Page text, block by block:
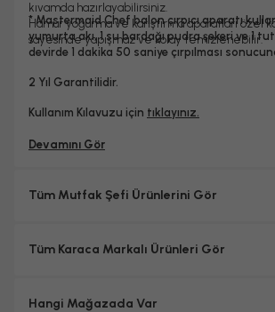
kıvamda hazırlayabilirsiniz.
Hamur yoğurma ve karıştırma aparatları özel
sayesinde yapışmaz ve kolay temizlenebilir.
* Mastermaid Chef balon çırpıcı aparatı
yumurta akı, 1 su bardağı pudra şekeri ve 1
devirde 1 dakika 50 saniye çırpılması
2 Yıl Garantilidir.
Kullanım Kılavuzu için tıklayınız.
Devamını Gör
Tüm Mutfak Şefi Ürünlerini Gör
Tüm Karaca Markalı Ürünleri Gör
Hangi Mağazada Var